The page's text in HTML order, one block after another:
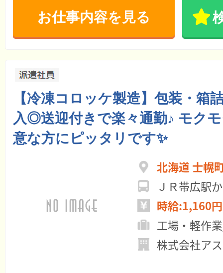
お仕事内容を見る
【冷凍コロッケ製造】包装・箱
入◎送迎付きで楽々通勤♪ モク
意な方にピッタリです✨
北海道 士幌
ＪＲ帯広駅
時給:1,160
工場・軽作
株式会社ア